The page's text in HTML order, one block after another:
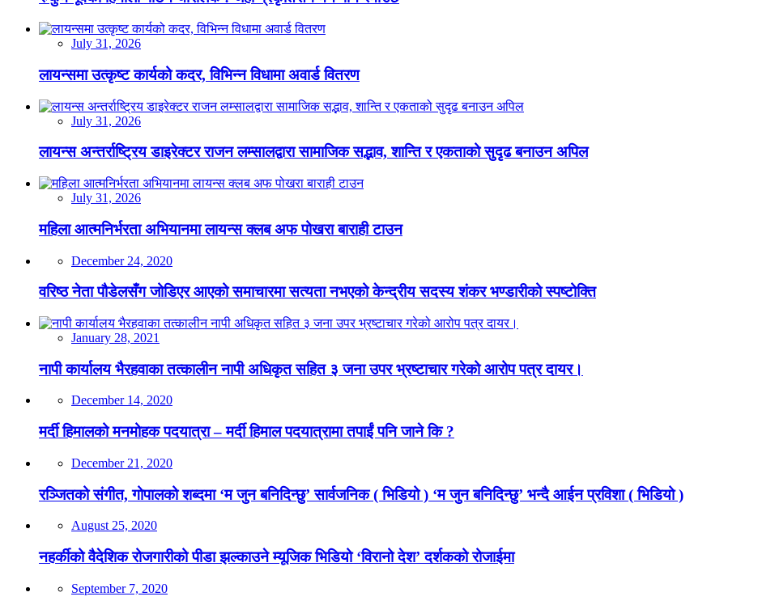
July 31, 2026
लायन्समा उत्कृष्ट कार्यको कदर, विभिन्न विधामा अवार्ड वितरण
July 31, 2026
लायन्स अन्तर्राष्ट्रिय डाइरेक्टर राजन लम्सालद्वारा सामाजिक सद्भाव, शान्ति र एकताको सुदृढ बनाउन अपिल
July 31, 2026
महिला आत्मनिर्भरता अभियानमा लायन्स क्लब अफ पोखरा बाराही टाउन
December 24, 2020
वरिष्ठ नेता पौडेलसँग जोडिएर आएको समाचारमा सत्यता नभएको केन्द्रीय सदस्य शंकर भण्डारीको स्पष्टोक्ति
January 28, 2021
नापी कार्यालय भैरहवाका तत्कालीन नापी अधिकृत सहित ३ जना उपर भ्रष्टाचार गरेको आरोप पत्र दायर।
December 14, 2020
मर्दी हिमालको मनमोहक पदयात्रा – मर्दी हिमाल पदयात्रामा तपाईं पनि जाने कि ?
December 21, 2020
रञ्जितको संगीत, गोपालको शब्दमा ‘म जुन बनिदिन्छु’ सार्वजनिक ( भिडियो ) ‘म जुन बनिदिन्छु’ भन्दै आईन प्रविशा ( भिडियो )
August 25, 2020
नहर्कीको वैदेशिक रोजगारीको पीडा झल्काउने म्यूजिक भिडियो ‘विरानो देश’ दर्शकको रोजाईमा
September 7, 2020